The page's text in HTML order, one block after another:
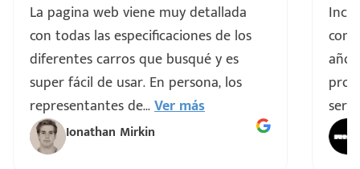
La pagina web viene muy detallada
con todas las especificaciones de los
diferentes carros que busqué y es
super fácil de usar. En persona, los
representantes de...Ver más
Ionathan Mirkin